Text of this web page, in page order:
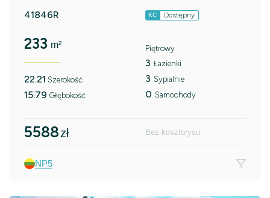
41846R KC Dostępny
233 m²
22.21 Szerokość
15.79 Głębokość
Piętrowy
3 Łazienki
3 Sypialnie
0 Samochody
5588zł Bez kosztorysu
NP5